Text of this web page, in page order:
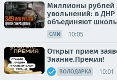
Миллионы рублей
увольнений: в
объединяют
СМИ 10:05
Открыт прием
Знание.Премия!
ВОЛОДАРКА 10:01